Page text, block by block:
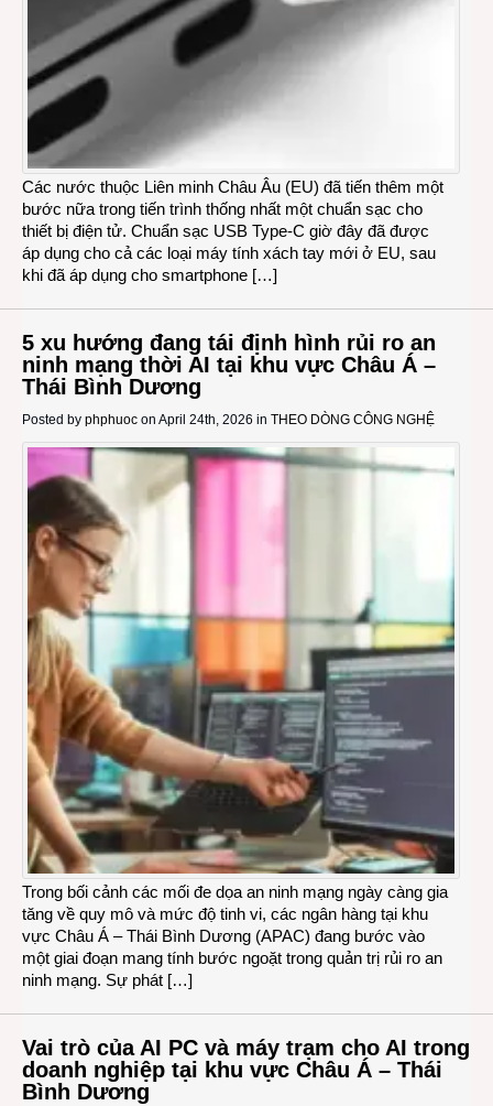
Các nước thuộc Liên minh Châu Âu (EU) đã tiến thêm một
bước nữa trong tiến trình thống nhất một chuẩn sạc cho
thiết bị điện tử. Chuẩn sạc USB Type-C giờ đây đã được
áp dụng cho cả các loại máy tính xách tay mới ở EU, sau
khi đã áp dụng cho smartphone […]
5 xu hướng đang tái định hình rủi ro an
ninh mạng thời AI tại khu vực Châu Á –
Thái Bình Dương
Posted by phphuoc on April 24th, 2026 in THEO DÒNG CÔNG NGHỆ
Trong bối cảnh các mối đe dọa an ninh mạng ngày càng gia
tăng về quy mô và mức độ tinh vi, các ngân hàng tại khu
vực Châu Á – Thái Bình Dương (APAC) đang bước vào
một giai đoạn mang tính bước ngoặt trong quản trị rủi ro an
ninh mạng. Sự phát […]
Vai trò của AI PC và máy trạm cho AI trong
doanh nghiệp tại khu vực Châu Á – Thái
Bình Dương